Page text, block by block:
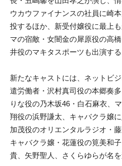
ウカウファイナンスの社員に崎
投するほか、新受付嬢役に最上
マの宿敵・女闇金の犀原役の高
井役のマキタスポーツも出演する
新たなキャストには、ネットビ
遣労働者・沢村真司役の本郷奏
りな役の乃木坂46・白石麻衣、
翔役の浜野謙太、キャバクラ嬢
加茂役のオリエンタルラジオ・
キャバクラ嬢・花蓮役の筧美和
貴、矢野聖人、さくらゆらが名を